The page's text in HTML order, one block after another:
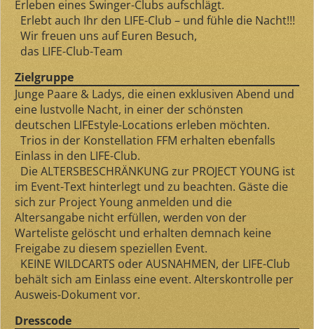
Erleben eines Swinger-Clubs aufschlägt.
Erlebt auch Ihr den LIFE-Club – und fühle die Nacht!!!
Wir freuen uns auf Euren Besuch,
das LIFE-Club-Team
Zielgruppe
Junge Paare & Ladys, die einen exklusiven Abend und
eine lustvolle Nacht, in einer der schönsten
deutschen LIFEstyle-Locations erleben möchten.
Trios in der Konstellation FFM erhalten ebenfalls
Einlass in den LIFE-Club.
Die ALTERSBESCHRÄNKUNG zur PROJECT YOUNG ist
im Event-Text hinterlegt und zu beachten. Gäste die
sich zur Project Young anmelden und die
Altersangabe nicht erfüllen, werden von der
Warteliste gelöscht und erhalten demnach keine
Freigabe zu diesem speziellen Event.
KEINE WILDCARTS oder AUSNAHMEN, der LIFE-Club
behält sich am Einlass eine event. Alterskontrolle per
Ausweis-Dokument vor.
Dresscode